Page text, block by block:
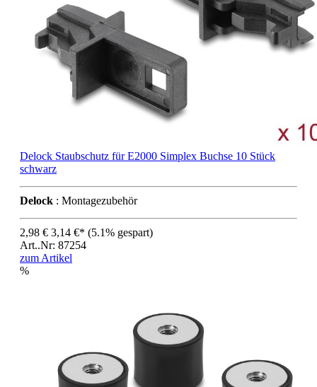
Delock Staubschutz für E2000 Simplex Buchse 10 Stück
schwarz
Delock : Montagezubehör
2,98 € 3,14 €* (5.1% gespart)
Art..Nr: 87254
zum Artikel
%